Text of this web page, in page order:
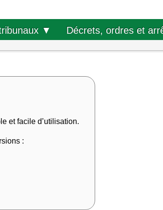
▼ Décrets, ordres et
et facile d’utilisation.
: